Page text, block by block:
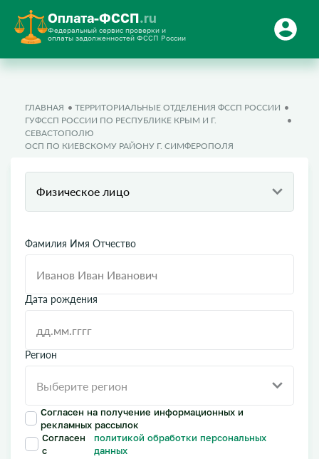
Оплата-ФССП.ru
Федеральный сервис проверки и
оплаты задолженностей ФССП России
ГЛАВНАЯ
ТЕРРИТОРИАЛЬНЫЕ ОТДЕЛЕНИЯ ФССП РОССИИ
ГУФССП РОССИИ ПО РЕСПУБЛИКЕ КРЫМ И Г.
СЕВАСТОПОЛЮ
ОСП ПО КИЕВСКОМУ РАЙОНУ Г. СИМФЕРОПОЛЯ
Физическое лицо
Фамилия Имя Отчество
Дата рождения
Регион
Согласен на получение информационных и
рекламных рассылок
Согласен
с
политикой обработки персональных
данных